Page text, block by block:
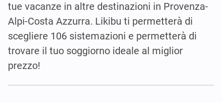
tue vacanze in altre destinazioni in Provenza-
Alpi-Costa Azzurra. Likibu ti permetterà di
scegliere 106 sistemazioni e permetterà di
trovare il tuo soggiorno ideale al miglior
prezzo!